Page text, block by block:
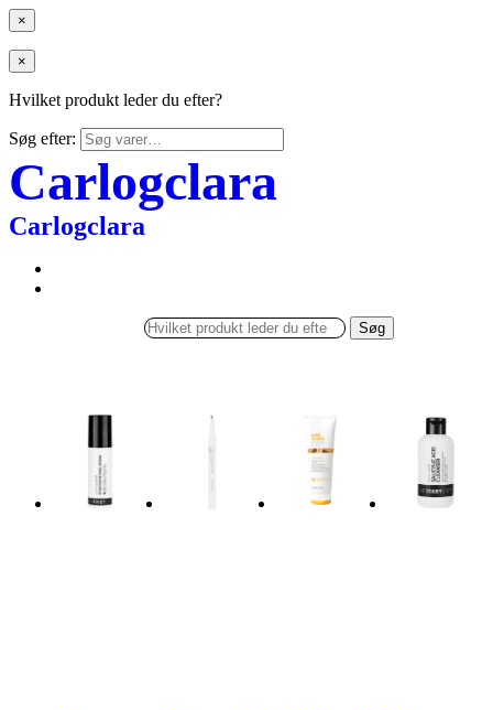
×
×
Hvilket produkt leder du efter?
Søg efter:
Carlogclara
Carlogclara
Søg